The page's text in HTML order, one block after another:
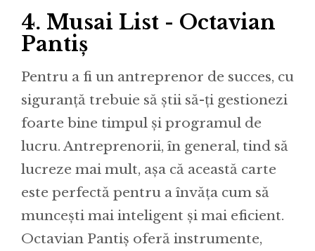
4. Musai List - Octavian
Pantiș
Pentru a fi un antreprenor de succes, cu
siguranță trebuie să știi să-ți gestionezi
foarte bine timpul și programul de
lucru. Antreprenorii, în general, tind să
lucreze mai mult, așa că această carte
este perfectă pentru a învăța cum să
muncești mai inteligent și mai eficient.
Octavian Pantiș oferă instrumente,